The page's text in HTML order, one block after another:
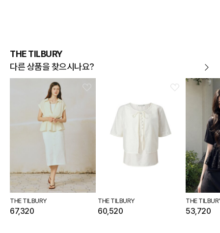
THE TILBURY
다른 상품을 찾으시나요?
THE TILBURY
67,320
THE TILBURY
60,520
THE
53,720